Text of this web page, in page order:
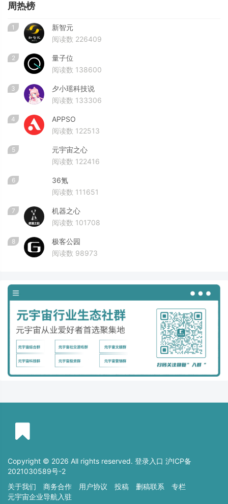
周热榜
1
新智元
阅读数 226409
2
量子位
阅读数 138600
3
夕小瑶科技说
阅读数 133306
4
APPSO
阅读数 122513
5
元宇宙之心
阅读数 122416
6
36氪
阅读数 111651
7
机器之心
阅读数 101708
8
极客公园
阅读数 98973
Copyright © 2026 All rights reserved. 登录入口 沪ICP备
2021030589号-2
关于我们
商务合作 用户协议 投稿 删稿联系
专栏
元宇宙企业导航入驻